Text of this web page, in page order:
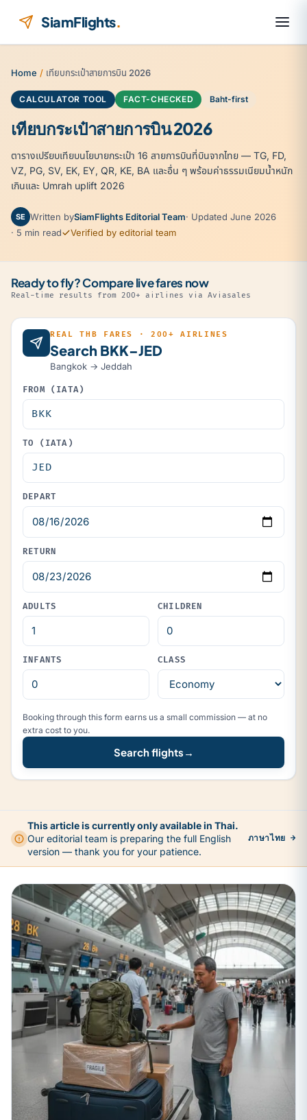
SiamFlights.
Home / เทียบกระเป๋าสายการบิน 2026
CALCULATOR TOOL FACT-CHECKED Baht-first
เทียบกระเป๋าสายการบิน 2026
ตารางเปรียบเทียบนโยบายกระเป๋า 16 สายการบินที่บินจากไทย — TG, FD,
VZ, PG, SV, EK, EY, QR, KE, BA และอื่น ๆ พร้อมค่าธรรมเนียมน้ำหนัก
เกินและ Umrah uplift 2026
SE Written bySiamFlights Editorial Team· Updated June 2026
· 5 min read
Verified by editorial team
Ready to fly? Compare live fares now
Real-time results from 200+ airlines via Aviasales
REAL THB FARES · 200+ AIRLINES
Search BKK–JED
Bangkok → Jeddah
FROM (IATA)
TO (IATA)
DEPART
RETURN
ADULTS CHILDREN
INFANTS CLASS
Booking through this form earns us a small commission — at no
extra cost to you.
Search flights →
This article is currently only available in Thai.
Our editorial team is preparing the full English
version — thank you for your patience.
ภาษาไทย →